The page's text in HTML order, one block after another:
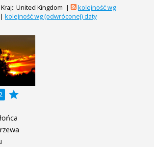
United Kingdom |
kolejność wg
| kolejność wg (odwróconej) daty
grade